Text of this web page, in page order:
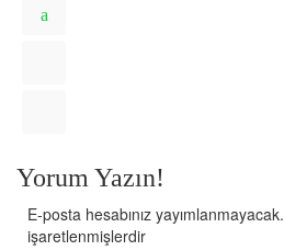
Yorum Yazın!
E-posta hesabınız yayımlanmayacak.
işaretlenmişlerdir